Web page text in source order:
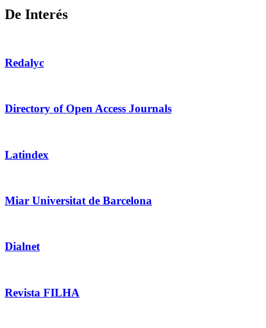
De Interés
Redalyc
Directory of Open Access Journals
Latindex
Miar Universitat de Barcelona
Dialnet
Revista FILHA